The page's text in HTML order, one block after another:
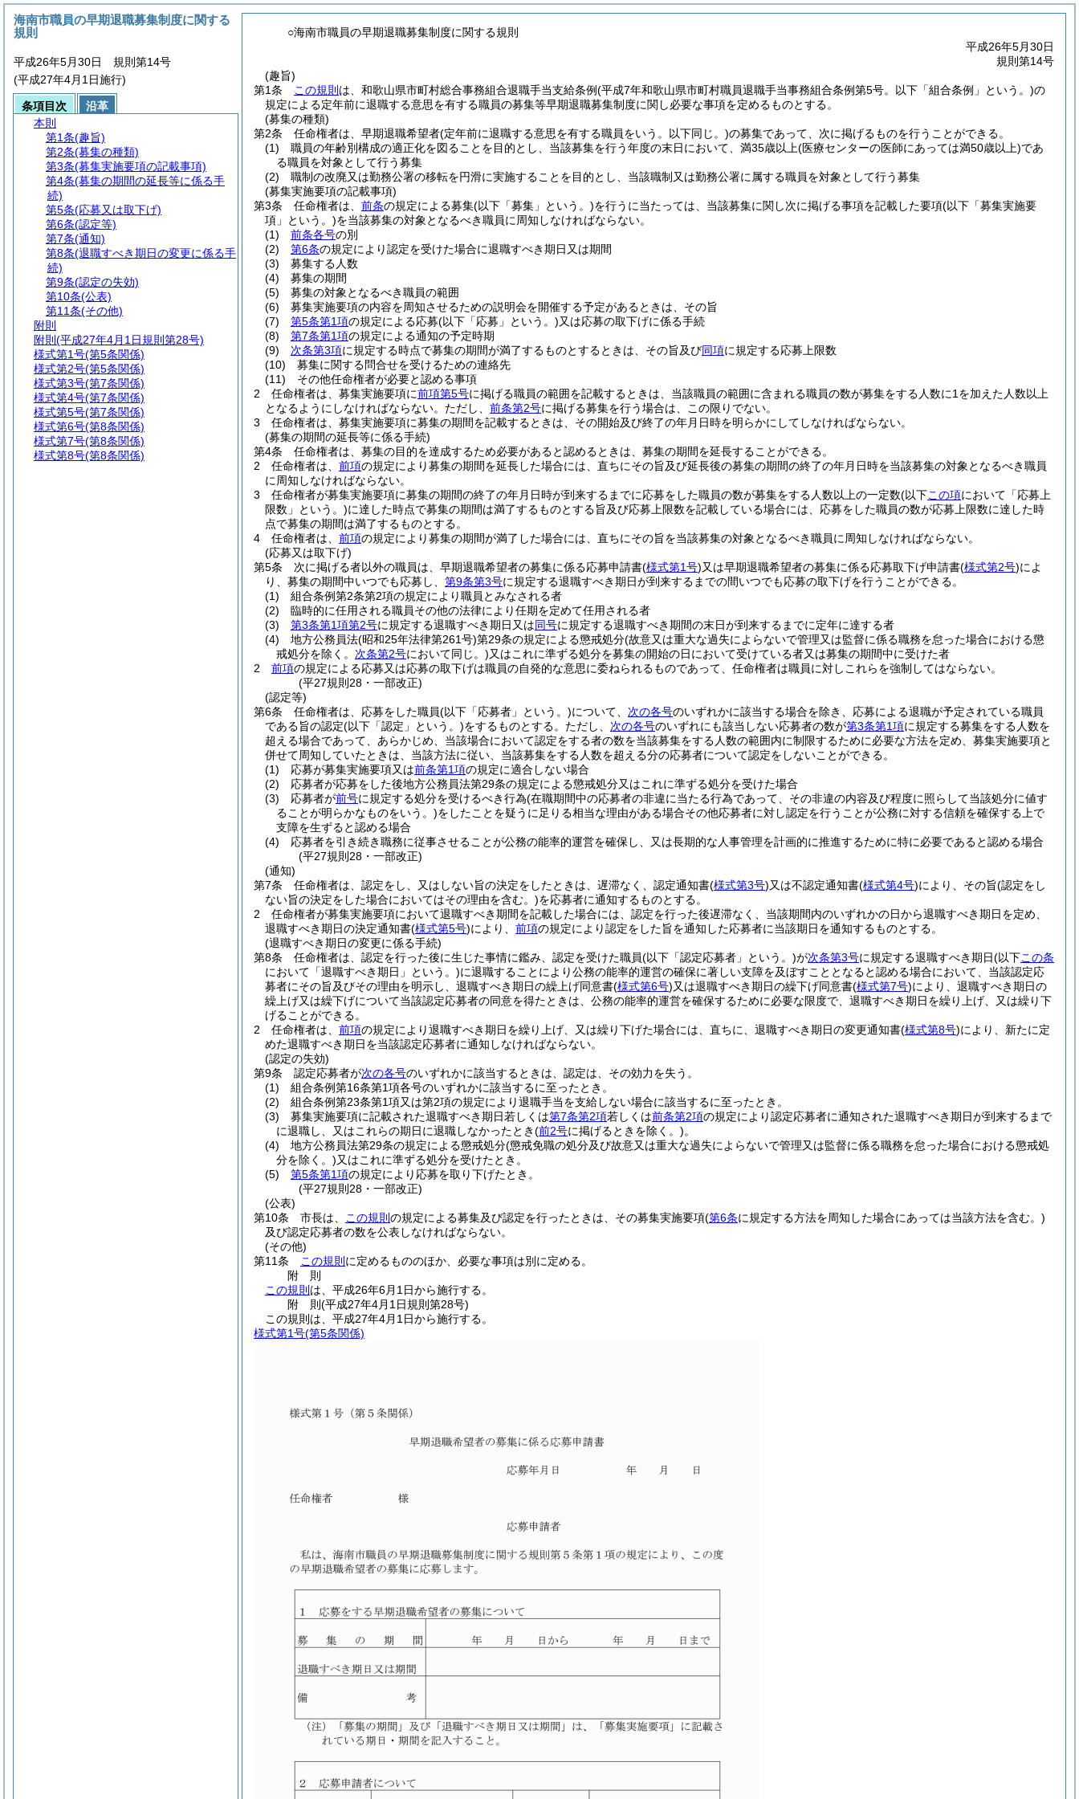
○海南市職員の早期退職募集制度に関する規則
平成26年5月30日
規則第14号
(趣旨)
第1条
この規則 は、和歌山県市町村総合事務組合退職手当支給条例(平成7年和歌山県市町村職員退職手当事務組合条例第5号。以下「組合条例」という。)の
規定による定年前に退職する意思を有する職員の募集等早期退職募集制度に関し必要な事項を定めるものとする。
(募集の種類)
第2条
任命権者は、早期退職希望者(定年前に退職する意思を有する職員をいう。以下同じ。)の募集であって、次に掲げるものを行うことができる。
(1)
職員の年齢別構成の適正化を図ることを目的とし、当該募集を行う年度の末日において、満35歳以上(医療センターの医師にあっては満50歳以上)であ
る職員を対象として行う募集
(2)
職制の改廃又は勤務公署の移転を円滑に実施することを目的とし、当該職制又は勤務公署に属する職員を対象として行う募集
(募集実施要項の記載事項)
第3条
任命権者は、 前条の規定による募集(以下「募集」という。)を行うに当たっては、当該募集に関し次に掲げる事項を記載した要項(以下「募集実施要
項」という。)を当該募集の対象となるべき職員に周知しなければならない。
(1)
前条各号の別
(2)
第6条の規定により認定を受けた場合に退職すべき期日又は期間
(3)
募集する人数
(4)
募集の期間
(5)
募集の対象となるべき職員の範囲
(6)
募集実施要項の内容を周知させるための説明会を開催する予定があるときは、その旨
(7)
第5条第1項の規定による応募(以下「応募」という。)又は応募の取下げに係る手続
(8)
第7条第1項の規定による通知の予定時期
(9)
次条第3項に規定する時点で募集の期間が満了するものとするときは、その旨及び同項に規定する応募上限数
(10)
募集に関する問合せを受けるための連絡先
(11)
その他任命権者が必要と認める事項
2
任命権者は、募集実施要項に前項第5号に掲げる職員の範囲を記載するときは、当該職員の範囲に含まれる職員の数が募集をする人数に1を加えた人数以上
となるようにしなければならない。 ただし、 前条第2号に掲げる募集を行う場合は、この限りでない。
3
任命権者は、募集実施要項に募集の期間を記載するときは、その開始及び終了の年月日時を明らかにしてしなければならない。
(募集の期間の延長等に係る手続)
第4条
任命権者は、募集の目的を達成するため必要があると認めるときは、募集の期間を延長することができる。
2
任命権者は、 前項の規定により募集の期間を延長した場合には、直ちにその旨及び延長後の募集の期間の終了の年月日時を当該募集の対象となるべき職員
に周知しなければならない。
3
任命権者が募集実施要項に募集の期間の終了の年月日時が到来するまでに応募をした職員の数が募集をする人数以上の一定数(以下この項において「応募上
限数」という。)に達した時点で募集の期間は満了するものとする旨及び応募上限数を記載している場合には、応募をした職員の数が応募上限数に達した時
点で募集の期間は満了するものとする。
4
任命権者は、 前項の規定により募集の期間が満了した場合には、直ちにその旨を当該募集の対象となるべき職員に周知しなければならない。
(応募又は取下げ)
第5条
次に掲げる者以外の職員は、早期退職希望者の募集に係る応募申請書(様式第1号)又は早期退職希望者の募集に係る応募取下げ申請書(様式第2号)によ
り、募集の期間中いつでも応募し、 第9条第3号に規定する退職すべき期日が到来するまでの間いつでも応募の取下げを行うことができる。
(1)
組合条例第2条第2項の規定により職員とみなされる者
(2)
臨時的に任用される職員その他の法律により任期を定めて任用される者
(3)
第3条第1項第2号に規定する退職すべき期日又は同号に規定する退職すべき期間の末日が到来するまでに定年に達する者
(4)
地方公務員法(昭和25年法律第261号)第29条の規定による懲戒処分(故意又は重大な過失によらないで管理又は監督に係る職務を怠った場合における懲
戒処分を除く。 次条第2号において同じ。)又はこれに準ずる処分を募集の開始の日において受けている者又は募集の期間中に受けた者
2
前項の規定による応募又は応募の取下げは職員の自発的な意思に委ねられるものであって、任命権者は職員に対しこれらを強制してはならない。
(平27規則28・一部改正)
(認定等)
第6条
任命権者は、応募をした職員(以下「応募者」という。)について、 次の各号のいずれかに該当する場合を除き、応募による退職が予定されている職員
である旨の認定(以下「認定」という。)をするものとする。 ただし、 次の各号のいずれにも該当しない応募者の数が第3条第1項に規定する募集をする人数を
超える場合であって、あらかじめ、当該場合において認定をする者の数を当該募集をする人数の範囲内に制限するために必要な方法を定め、募集実施要項と
併せて周知していたときは、当該方法に従い、当該募集をする人数を超える分の応募者について認定をしないことができる。
(1)
応募が募集実施要項又は前条第1項の規定に適合しない場合
(2)
応募者が応募をした後地方公務員法第29条の規定による懲戒処分又はこれに準ずる処分を受けた場合
(3)
応募者が前号に規定する処分を受けるべき行為(在職期間中の応募者の非違に当たる行為であって、その非違の内容及び程度に照らして当該処分に値す
ることが明らかなものをいう。)をしたことを疑うに足りる相当な理由がある場合その他応募者に対し認定を行うことが公務に対する信頼を確保する上で
支障を生ずると認める場合
(4)
応募者を引き続き職務に従事させることが公務の能率的運営を確保し、又は長期的な人事管理を計画的に推進するために特に必要であると認める場合
(平27規則28・一部改正)
(通知)
第7条
任命権者は、認定をし、又はしない旨の決定をしたときは、遅滞なく、認定通知書(様式第3号)又は不認定通知書(様式第4号)により、その旨(認定をし
ない旨の決定をした場合においてはその理由を含む。)を応募者に通知するものとする。
2
任命権者が募集実施要項において退職すべき期間を記載した場合には、認定を行った後遅滞なく、当該期間内のいずれかの日から退職すべき期日を定め、
退職すべき期日の決定通知書(様式第5号)により、 前項の規定により認定をした旨を通知した応募者に当該期日を通知するものとする。
(退職すべき期日の変更に係る手続)
第8条
任命権者は、認定を行った後に生じた事情に鑑み、認定を受けた職員(以下「認定応募者」という。)が次条第3号に規定する退職すべき期日(以下この条
において「退職すべき期日」という。)に退職することにより公務の能率的運営の確保に著しい支障を及ぼすこととなると認める場合において、当該認定応
募者にその旨及びその理由を明示し、退職すべき期日の繰上げ同意書(様式第6号)又は退職すべき期日の繰下げ同意書(様式第7号)により、退職すべき期日の
繰上げ又は繰下げについて当該認定応募者の同意を得たときは、公務の能率的運営を確保するために必要な限度で、退職すべき期日を繰り上げ、又は繰り下
げることができる。
2
任命権者は、 前項の規定により退職すべき期日を繰り上げ、又は繰り下げた場合には、直ちに、退職すべき期日の変更通知書(様式第8号)により、新たに定
めた退職すべき期日を当該認定応募者に通知しなければならない。
(認定の失効)
第9条
認定応募者が次の各号のいずれかに該当するときは、認定は、その効力を失う。
(1)
組合条例第16条第1項各号のいずれかに該当するに至ったとき。
(2)
組合条例第23条第1項又は第2項の規定により退職手当を支給しない場合に該当するに至ったとき。
(3)
募集実施要項に記載された退職すべき期日若しくは第7条第2項若しくは前条第2項の規定により認定応募者に通知された退職すべき期日が到来するまで
に退職し、又はこれらの期日に退職しなかったとき(前2号に掲げるときを除く。)。
(4)
地方公務員法第29条の規定による懲戒処分(懲戒免職の処分及び故意又は重大な過失によらないで管理又は監督に係る職務を怠った場合における懲戒処
分を除く。)又はこれに準ずる処分を受けたとき。
(5)
第5条第1項の規定により応募を取り下げたとき。
(平27規則28・一部改正)
(公表)
第10条
市長は、 この規則 の規定による募集及び認定を行ったときは、その募集実施要項(第6条に規定する方法を周知した場合にあっては当該方法を含む。)
及び認定応募者の数を公表しなければならない。
(その他)
第11条
この規則 に定めるもののほか、必要な事項は別に定める。
附 則
この規則 は、平成26年6月1日から施行する。
附 則(平成27年4月1日規則第28号)
この規則は、平成27年4月1日から施行する。
様式第1号(第5条関係)
海南市職員の早期退職募集制度に関する
規則
平成26年5月30日 規則第14号
(平成27年4月1日施行)
条項目次
沿革
本則
第1条(趣旨)
第2条(募集の種類)
第3条(募集実施要項の記載事項)
第4条(募集の期間の延長等に係る手
続)
第5条(応募又は取下げ)
第6条(認定等)
第7条(通知)
第8条(退職すべき期日の変更に係る手
続)
第9条(認定の失効)
第10条(公表)
第11条(その他)
附則
附則 (平成27年4月1日規則第28号)
様式第1号(第5条関係)
様式第2号(第5条関係)
様式第3号(第7条関係)
様式第4号(第7条関係)
様式第5号(第7条関係)
様式第6号(第8条関係)
様式第7号(第8条関係)
様式第8号(第8条関係)